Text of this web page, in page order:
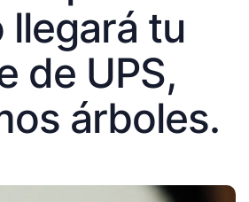
llegará tu
de UPS,
árboles.